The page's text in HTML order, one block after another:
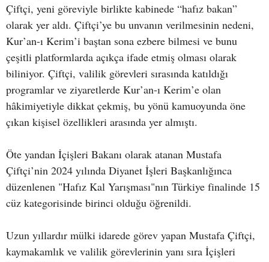
Çiftçi, yeni göreviyle birlikte kabinede “hafız bakan”
olarak yer aldı. Çiftçi’ye bu unvanın verilmesinin nedeni,
Kur’an-ı Kerim’i baştan sona ezbere bilmesi ve bunu
çeşitli platformlarda açıkça ifade etmiş olması olarak
biliniyor. Çiftçi, valilik görevleri sırasında katıldığı
programlar ve ziyaretlerde Kur’an-ı Kerim’e olan
hâkimiyetiyle dikkat çekmiş, bu yönü kamuoyunda öne
çıkan kişisel özellikleri arasında yer almıştı.
Öte yandan İçişleri Bakanı olarak atanan Mustafa
Çiftçi’nin 2024 yılında Diyanet İşleri Başkanlığınca
düzenlenen "Hafız Kal Yarışması"nın Türkiye finalinde 15
cüz kategorisinde birinci olduğu öğrenildi.
Uzun yıllardır mülki idarede görev yapan Mustafa Çiftçi,
kaymakamlık ve valilik görevlerinin yanı sıra İçişleri